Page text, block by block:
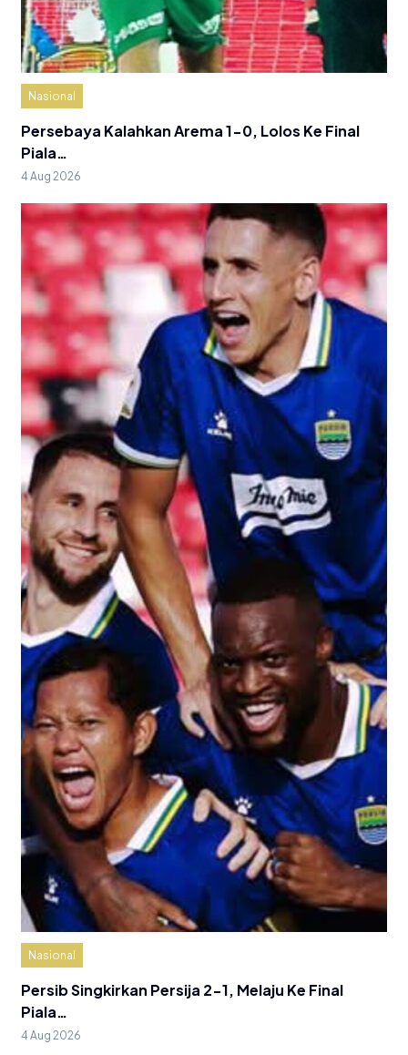
Nasional
Persebaya Kalahkan Arema 1-0, Lolos Ke Final
Piala…
4 Aug 2026
Nasional
Persib Singkirkan Persija 2-1, Melaju Ke Final
Piala…
4 Aug 2026